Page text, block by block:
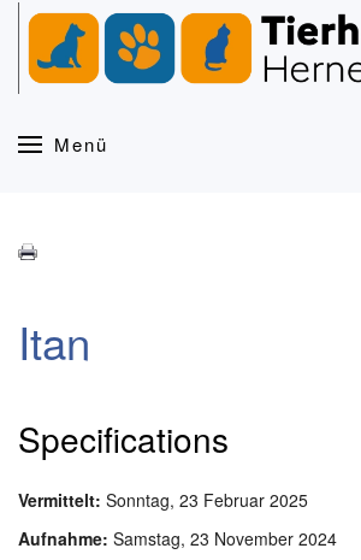
Zum Hauptinhalt springen
Menü
Itan
Specifications
Vermittelt: Sonntag, 23 Februar 2025
Aufnahme: Samstag, 23 November 2024